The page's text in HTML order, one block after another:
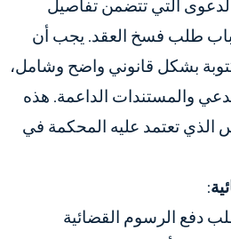
التي تتضمن تفاصيل
طلب فسخ العقد. يجب أن
بشكل قانوني واضح وشامل،
والمستندات الداعمة. هذه
الذي تعتمد عليه المحكمة في
:
دفع الرسوم القضائية